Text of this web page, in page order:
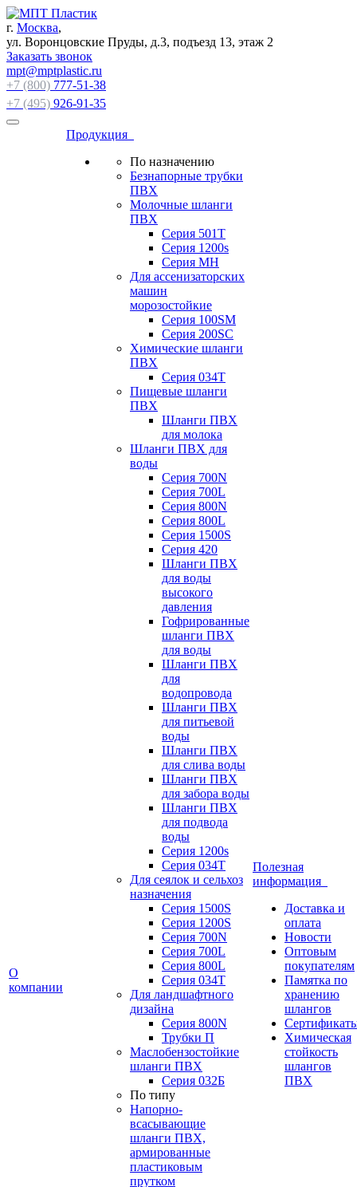
г. Москва,
ул. Воронцовские Пруды, д.3, подъезд 13, этаж 2
Заказать звонок
mpt@mptplastic.ru
+7 (800) 777-51-38
+7 (495) 926-91-35
О
компании
Продукция
По назначению
Безнапорные трубки
ПВХ
Молочные шланги
ПВХ
Серия 501T
Серия 1200s
Серия МН
Для ассенизаторских
машин
морозостойкие
Серия 100SM
Серия 200SС
Химические шланги
ПВХ
Серия 034Т
Пищевые шланги
ПВХ
Шланги ПВХ
для молока
Шланги ПВХ для
воды
Серия 700N
Серия 700L
Серия 800N
Серия 800L
Серия 1500S
Серия 420
Шланги ПВХ
для воды
высокого
давления
Гофрированные
шланги ПВХ
для воды
Шланги ПВХ
для
водопровода
Шланги ПВХ
для питьевой
воды
Шланги ПВХ
для слива воды
Шланги ПВХ
для забора воды
Шланги ПВХ
для подвода
воды
Серия 1200s
Серия 034Т
Для сеялок и сельхоз
назначения
Серия 1500S
Серия 1200S
Серия 700N
Серия 700L
Серия 800L
Серия 034T
Для ландшафтного
дизайна
Серия 800N
Трубки П
Маслобензостойкие
шланги ПВХ
Серия 032Б
По типу
Напорно-
всасывающие
шланги ПВХ,
армированные
пластиковым
прутком
Полезная
информация
Доставка и
оплата
Новости
Оптовым
покупателям
Памятка по
хранению
шлангов
Химическая
стойкость
шлангов
ПВХ